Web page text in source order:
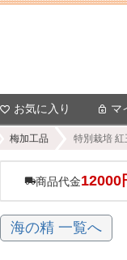
お気に入り マ
梅加工品 特別栽培
商品代金12000
海の精 一覧へ